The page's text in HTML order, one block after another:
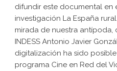
difundir este documental en
investigación La España
mirada de nuestra
INDESS Antonio Javier
digitalización ha sido
programa Cine en Red del